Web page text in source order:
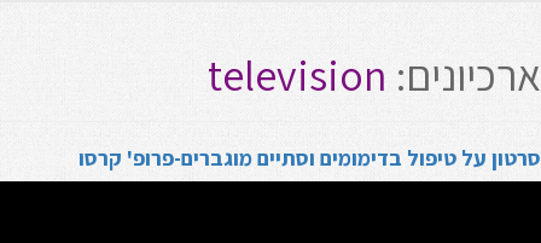
ארכיונים: television
סרטון על טיפול בדימומים וסתיים מוגברים-פרופ' קרסו